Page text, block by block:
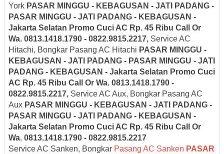
York PASAR MINGGU - KEBAGUSAN - JATI PADANG -
PASAR MINGGU - JATI PADANG - KEBAGUSAN -
Jakarta Selatan Promo Cuci AC Rp. 45 Ribu Call Or
Wa. 0813.1418.1790 - 0822.9815.2217, Service AC
Hitachi, Bongkar Pasang AC Hitachi PASAR MINGGU -
KEBAGUSAN - JATI PADANG - PASAR MINGGU - JATI
PADANG - KEBAGUSAN - Jakarta Selatan Promo Cuci
AC Rp. 45 Ribu Call Or Wa. 0813.1418.1790 -
0822.9815.2217, Service AC Aux, Bongkar Pasang AC
Aux PASAR MINGGU - KEBAGUSAN - JATI PADANG -
PASAR MINGGU - JATI PADANG - KEBAGUSAN -
Jakarta Selatan Promo Cuci AC Rp. 45 Ribu Call Or
Wa. 0813.1418.1790 - 0822.9815.2217
Service AC Sanken, Bongkar Pasang AC Sanken PASAR